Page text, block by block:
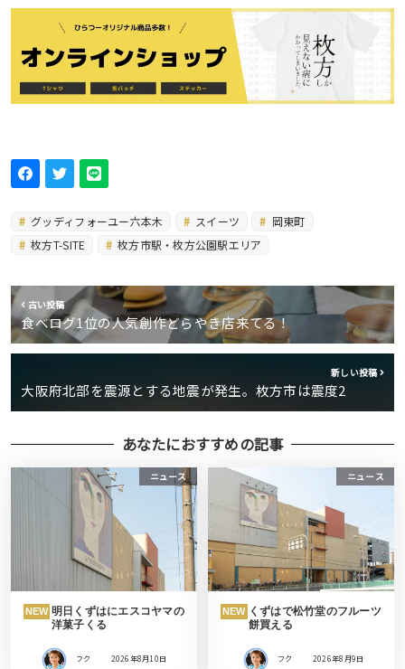
グッディフォーユー六本木 スイーツ
岡東町
枚方T-SITE
枚方市駅・枚方公園駅エリア
古い投稿
食べログ1位の人気創作どらやき店来てる！
新しい投稿
大阪府北部を震源とする地震が発生。枚方市は震度2
あなたにおすすめの記事
ニュース
NEW 明日くずはにエスコヤマの
洋菓子くる
フク 2026年8月10日
ニュース
NEW くずはで松竹堂のフルーツ
餅買える
フク 2026年8月9日